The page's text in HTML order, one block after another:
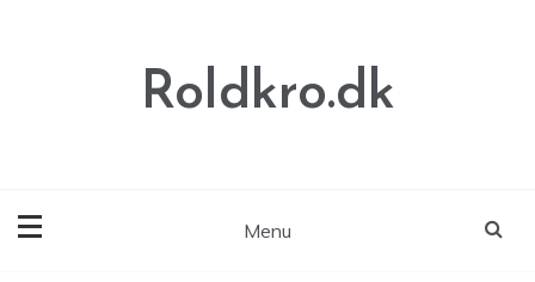
Roldkro.dk
Menu